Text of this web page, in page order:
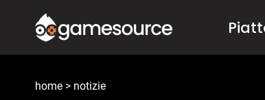
contenuto
home > notizie